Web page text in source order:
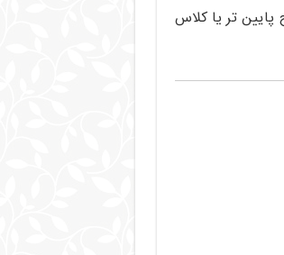
تر یا کلاس